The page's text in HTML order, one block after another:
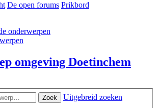
De open forums Prikbord
onderwerpen
omgeving Doetinchem
Zoek
Uitgebreid zoeken